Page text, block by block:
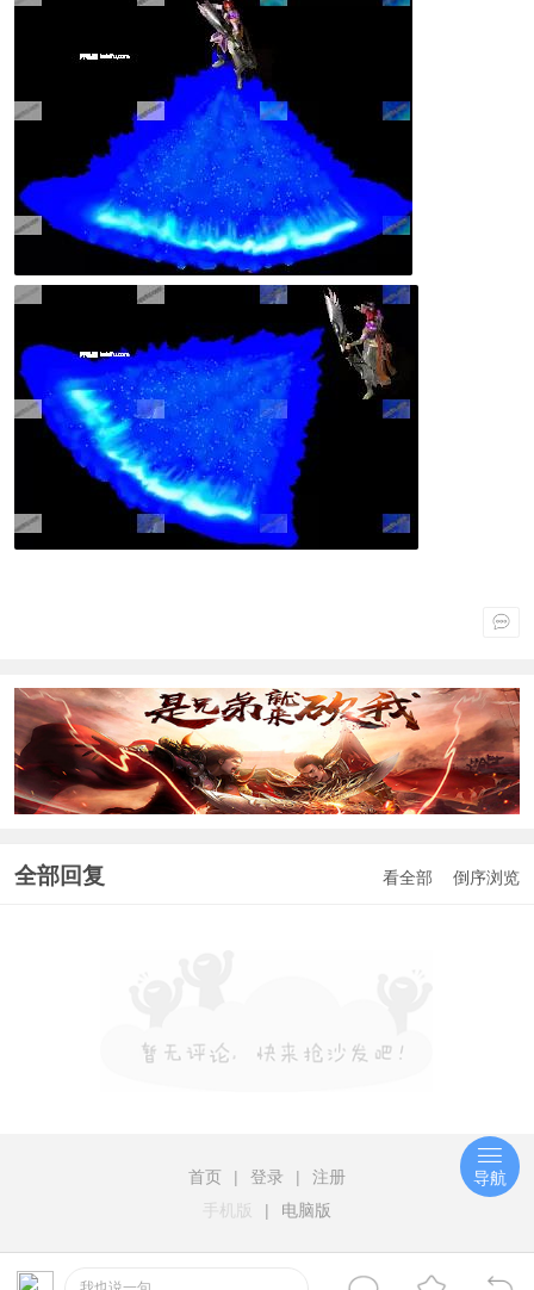
全部回复 看全部 倒序浏览
首页 | 登录 |
注册
手机版
| 电脑版
导航